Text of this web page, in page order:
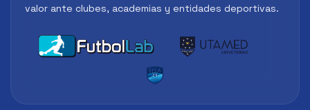
valor ante clubes, academias y entidades deportivas.